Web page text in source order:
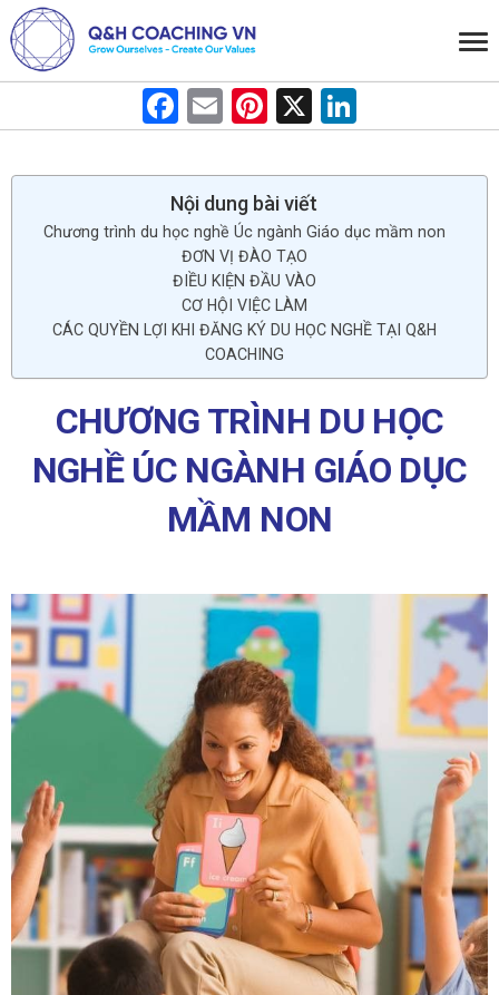
F
a
ce
b
o
o
k
E
m
ail
Pi
nt
er
es
t
X
n
ke
n
Nội dung bài viết
Chương trình du học nghề Úc ngành Giáo dục mầm non
ĐƠN VỊ ĐÀO TẠO
ĐIỀU KIỆN ĐẦU VÀO
CƠ HỘI VIỆC LÀM
CÁC QUYỀN LỢI KHI ĐĂNG KÝ DU HỌC NGHỀ TẠI Q&H
COACHING
CHƯƠNG TRÌNH DU HỌC
NGHỀ ÚC NGÀNH GIÁO DỤC
MẦM NON